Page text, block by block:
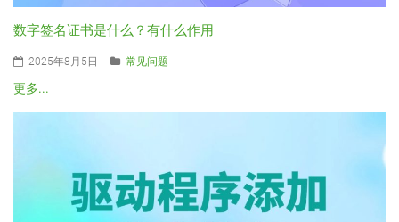
数字签名证书是什么？有什么作用
2025年8月5日 常见问题
更多...